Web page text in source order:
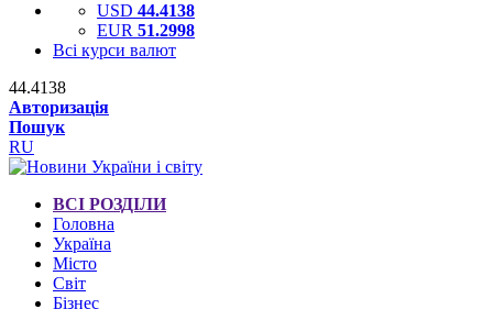
USD 44.4138
EUR 51.2998
Всі курси валют
44.4138
Авторизація
Пошук
RU
ВСІ РОЗДІЛИ
Головна
Україна
Місто
Світ
Бізнес